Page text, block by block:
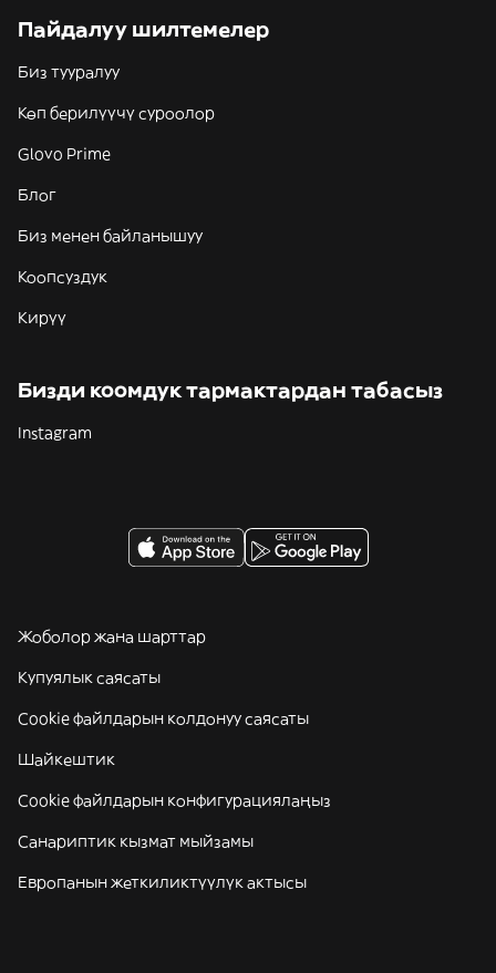
Пайдалуу шилтемелер
Биз тууралуу
Көп берилүүчү суроолор
Glovo Prime
Блог
Биз менен байланышуу
Коопсуздук
Кирүү
Бизди коомдук тармактардан табасыз
Instagram
Жоболор жана шарттар
Купуялык саясаты
Cookie файлдарын колдонуу саясаты
Шайкештик
Cookie файлдарын конфигурациялаңыз
Санариптик кызмат мыйзамы
Европанын жеткиликтүүлүк актысы